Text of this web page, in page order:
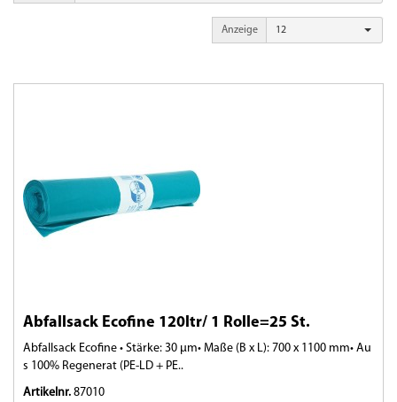
Anzeige 12
Abfallsack Ecofine 120ltr/ 1 Rolle=25 St.
Abfallsack Ecofine • Stärke: 30 µm• Maße (B x L): 700 x 1100 mm• Au
s 100% Regenerat (PE-LD + PE..
Artikelnr. 87010